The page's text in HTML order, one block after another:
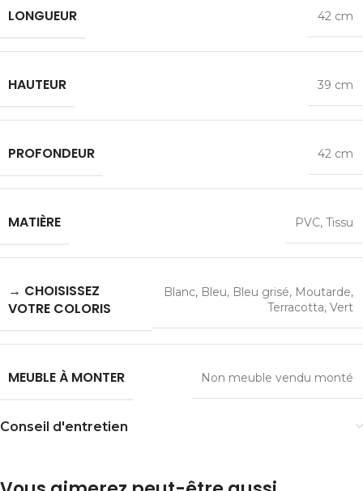
LONGUEUR 42 cm
HAUTEUR 39 cm
PROFONDEUR 42 cm
MATIÈRE PVC, Tissu
→ CHOISISSEZ
VOTRE COLORIS
Blanc, Bleu, Bleu grisé, Moutarde,
Terracotta, Vert
MEUBLE À MONTER Non meuble vendu monté
Conseil d'entretien